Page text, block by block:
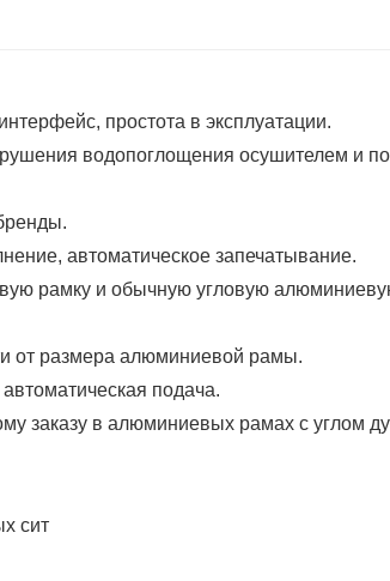
простота в эксплуатации.
водопоглощения осушителем и
автоматическое запечатывание.
рамку и обычную угловую
от размера алюминиевой рамы.
подача.
заказу в алюминиевых рамах с углом